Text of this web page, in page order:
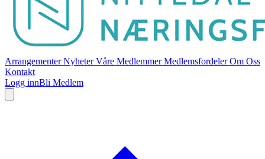
ArrangementerNyheterVåre MedlemmerMedlemsfordelerOm Oss
Kontakt
Logg innBli Medlem